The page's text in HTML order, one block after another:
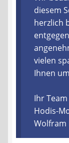
Elektro- und
Öle- und
Vereine &
Kontakt
diesem
herzlich
vielen
Ihnen
Ihr
Hodis-
Wolfram